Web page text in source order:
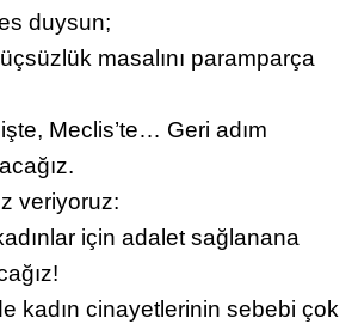
duysun;
masalını paramparça
Meclis’te… Geri adım
veriyoruz:
için adalet sağlanana
kadın cinayetlerinin sebebi çok